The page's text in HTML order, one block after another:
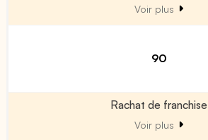
Voir plus
90
Rachat de franchise
Voir plus